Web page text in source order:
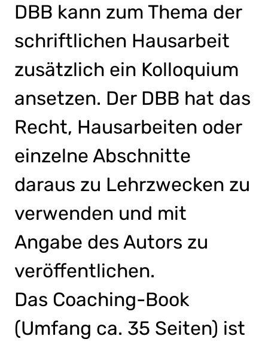
DBB kann zum Thema der
schriftlichen Hausarbeit
zusätzlich ein Kolloquium
ansetzen. Der DBB hat das
Recht, Hausarbeiten oder
einzelne Abschnitte
daraus zu Lehrzwecken zu
verwenden und mit
Angabe des Autors zu
veröffentlichen.
Das Coaching-Book
(Umfang ca. 35 Seiten) ist